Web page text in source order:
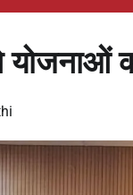
योजनाओं